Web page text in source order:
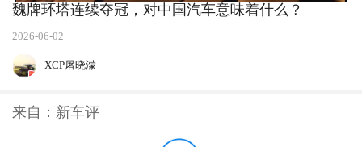
魏牌环塔连续夺冠，对中国汽车意味着什么？
2026-06-02
XCP屠晓濛
来自：新车评